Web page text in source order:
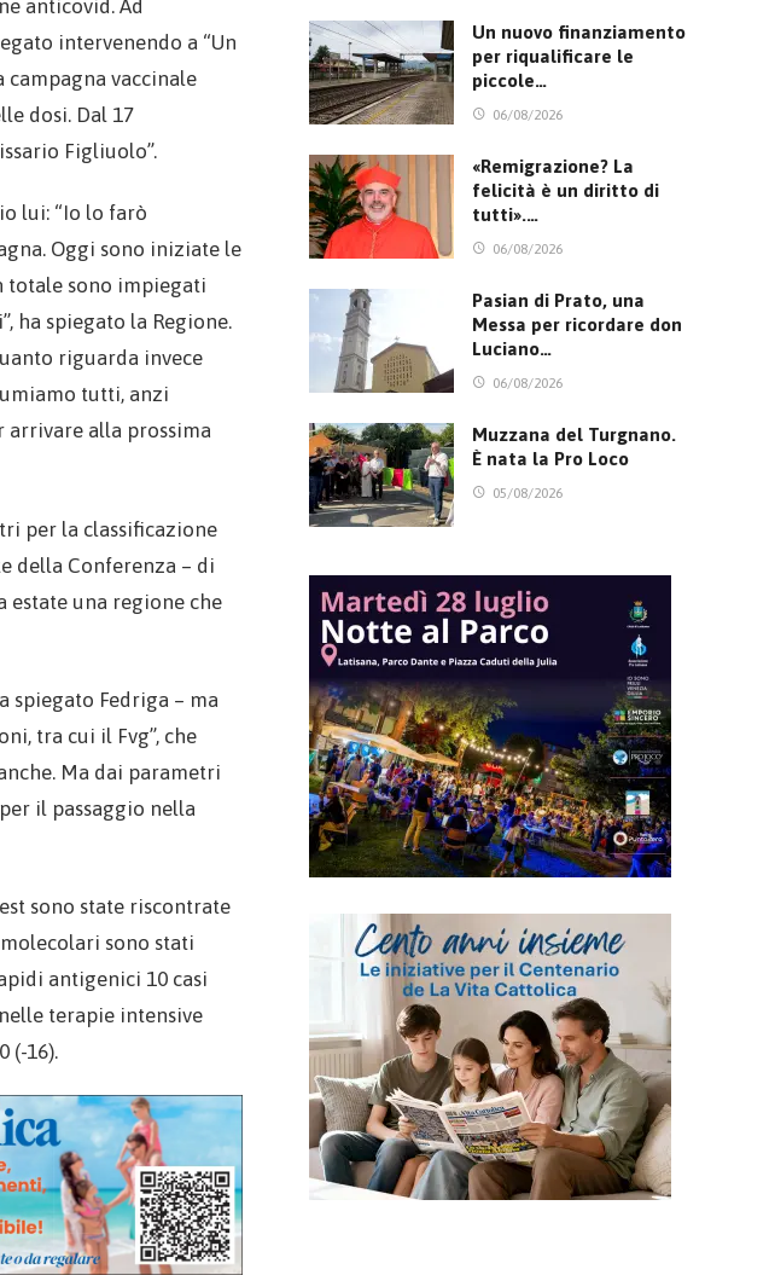
anticovid. Ad
intervenendo a “Un
campagna vaccinale
dosi. Dal 17
Figliuolo”.
lui: “Io lo farò
Oggi sono iniziate le
totale sono impiegati
ha spiegato la Regione.
riguarda invece
tutti, anzi
arrivare alla prossima
per la classificazione
della Conferenza – di
estate una regione che
spiegato Fedriga – ma
tra cui il Fvg”, che
Ma dai parametri
il passaggio nella
sono state riscontrate
sono stati
antigenici 10 casi
terapie intensive
(-16).
Un nuovo finanziamento
per riqualificare le
piccole…
06/08/2026
«Remigrazione? La
felicità è un diritto di
tutti».…
06/08/2026
Pasian di Prato, una
Messa per ricordare don
Luciano…
06/08/2026
Muzzana del Turgnano.
È nata la Pro Loco
05/08/2026